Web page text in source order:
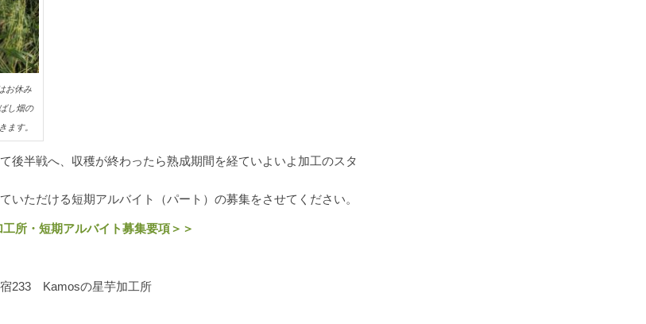
お休み
し畑の
ます。
後半戦へ、収穫が終わったら熟成期間を経ていよいよ加工のスタ
いただける短期アルバイト（パート）の募集をさせてください。
所・短期アルバイト募集要項＞＞
233 Kamosの星芋加工所